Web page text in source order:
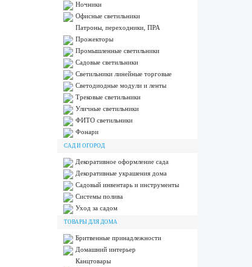
Ночники
Офисные светильники
Патроны, переходники, ПРА
Прожекторы
Промышленные светильники
Садовые светильники
Светильники линейные торговые
Светодиодные модули и ленты
Трековые светильники
Уличные светильники
ФИТО светильники
Фонари
САД И ОГОРОД
Декоративное оформление сада
Декоративные украшения дома
Садовый инвентарь и инструменты
Системы полива
Уход за садом
ТОВАРЫ ДЛЯ ДОМА
Бритвенные принадлежности
Домашний интерьер
Канцтовары